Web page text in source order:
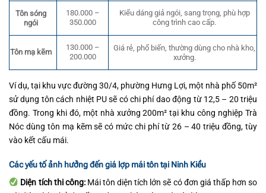
Tôn sóng
ngói
180.000 –
350.000
Kiểu dáng giả ngói, sang trọng, phù hợp
công trình cao cấp.
Tôn mạ kẽm
130.000 –
200.000
Giá rẻ, phổ biến, thường dùng cho nhà kho,
xưởng.
Ví dụ, tại khu vực đường 30/4, phường Hưng Lợi, một nhà phố 50m²
sử dụng tôn cách nhiệt PU sẽ có chi phí dao động từ 12,5 – 20 triệu
đồng. Trong khi đó, một nhà xưởng 200m² tại khu công nghiệp Trà
Nóc dùng tôn mạ kẽm sẽ có mức chi phí từ 26 – 40 triệu đồng, tùy
vào kết cấu mái.
Các yếu tố ảnh hưởng đến giá lợp mái tôn tại Ninh Kiều
Diện tích thi công:Mái tôn diện tích lớn sẽ có đơn giá thấp hơn so